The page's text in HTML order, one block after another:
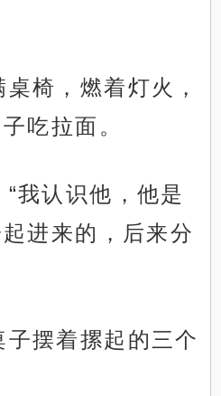
椅，燃着灯火，
吃拉面。
我认识他，他是
进来的，后来分
子摆着摞起的三个